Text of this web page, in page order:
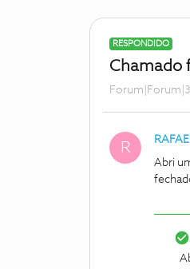
RESPONDIDO
Chamado
R
Abri